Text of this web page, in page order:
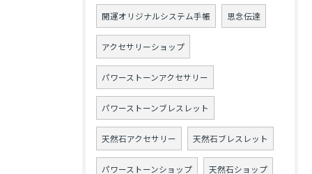
開運オリジナルシステム手帳 思念伝達
アクセサリーショップ
パワーストーンアクセサリー
パワーストーンブレスレット
天然石アクセサリー 天然石ブレスレット
パワーストーンショップ 天然石ショップ